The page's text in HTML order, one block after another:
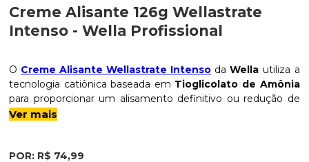
Creme Alisante 126g Wellastrate
Intenso - Wella Profissional
O Creme Alisante Wellastrate Intenso da Wella utiliza a
tecnologia catiônica baseada em Tioglicolato de Amônia
para proporcionar um alisamento definitivo ou redução de
volume com alto desempenho. Sua fórmula conta com o
ressecamento e garantindo que a estrutura capilar
Ver mais
POR: R$ 74,99